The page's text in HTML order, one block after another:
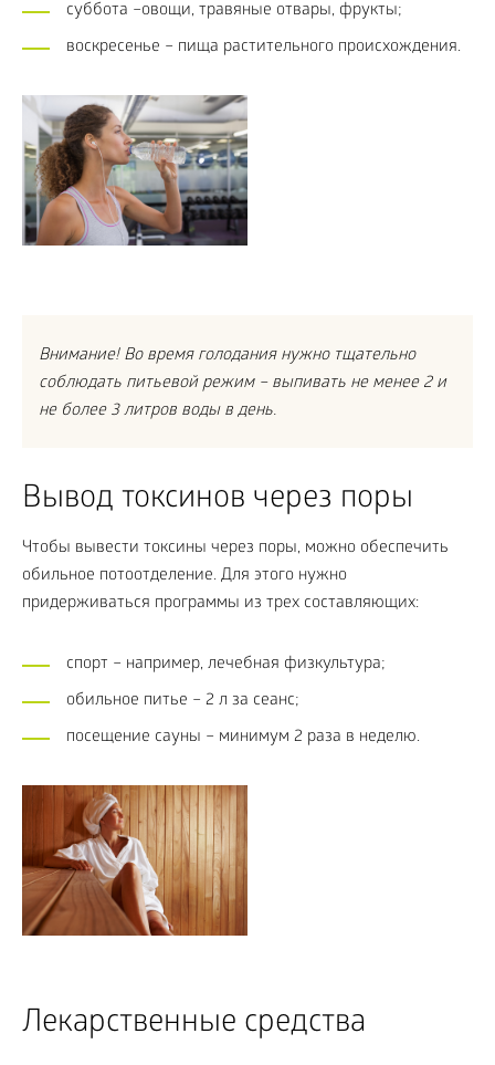
суббота –овощи, травяные отвары, фрукты;
воскресенье – пища растительного происхождения.
Внимание! Во время голодания нужно тщательно
соблюдать питьевой режим – выпивать не менее 2 и
не более 3 литров воды в день.
Вывод токсинов через поры
Чтобы вывести токсины через поры, можно обеспечить
обильное потоотделение. Для этого нужно
придерживаться программы из трех составляющих:
спорт – например, лечебная физкультура;
обильное питье – 2 л за сеанс;
посещение сауны – минимум 2 раза в неделю.
Лекарственные средства